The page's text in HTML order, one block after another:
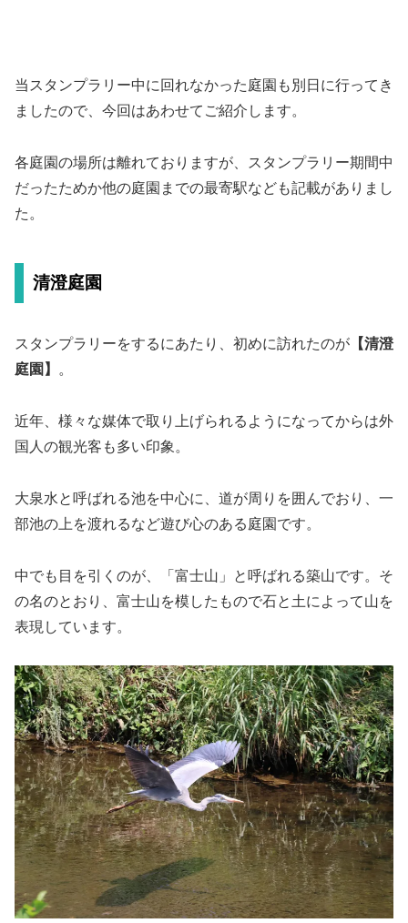
当スタンプラリー中に回れなかった庭園も別日に行ってき
ましたので、今回はあわせてご紹介します。
各庭園の場所は離れておりますが、スタンプラリー期間中
だったためか他の庭園までの最寄駅なども記載がありまし
た。
清澄庭園
スタンプラリーをするにあたり、初めに訪れたのが 【清澄
庭園】
。
近年、様々な媒体で取り上げられるようになってからは外
国人の観光客も多い印象。
大泉水と呼ばれる池を中心に、道が周りを囲んでおり、一
部池の上を渡れるなど遊び心のある庭園です。
中でも目を引くのが、「富士山」と呼ばれる築山です。そ
の名のとおり、富士山を模したもので石と土によって山を
表現しています。